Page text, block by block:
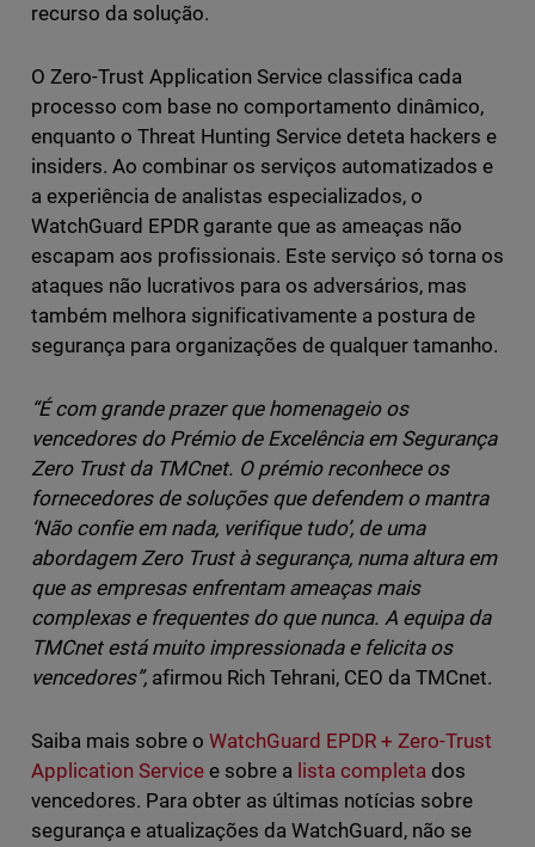
recurso da solução.
O Zero-Trust Application Service classifica cada
processo com base no comportamento dinâmico,
enquanto o Threat Hunting Service deteta hackers e
insiders. Ao combinar os serviços automatizados e
a experiência de analistas especializados, o
WatchGuard EPDR garante que as ameaças não
escapam aos profissionais. Este serviço só torna os
ataques não lucrativos para os adversários, mas
também melhora significativamente a postura de
segurança para organizações de qualquer tamanho.
“É com grande prazer que homenageio os
vencedores do Prémio de Excelência em Segurança
Zero Trust da TMCnet. O prémio reconhece os
fornecedores de soluções que defendem o mantra
‘Não confie em nada, verifique tudo’, de uma
abordagem Zero Trust à segurança, numa altura em
que as empresas enfrentam ameaças mais
complexas e frequentes do que nunca. A equipa da
TMCnet está muito impressionada e felicita os
vencedores”,afirmou Rich Tehrani, CEO da TMCnet.
Saiba mais sobre o WatchGuard EPDR + Zero-Trust
Application Servicee sobre a lista completa dos
vencedores. Para obter as últimas notícias sobre
segurança e atualizações da WatchGuard, não se